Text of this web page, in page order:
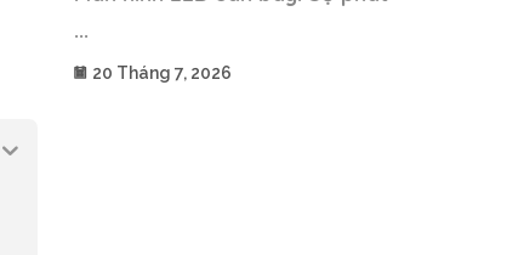
...
20 Tháng 7, 2026